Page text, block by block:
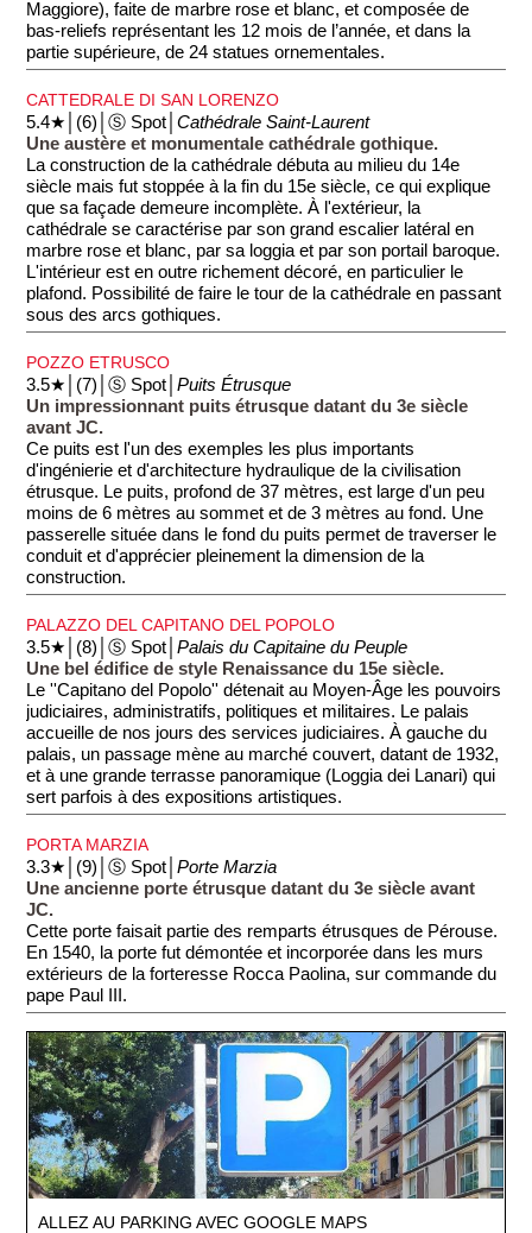
Maggiore), faite de marbre rose et blanc, et composée de
bas-reliefs représentant les 12 mois de l’année, et dans la
partie supérieure, de 24 statues ornementales.
CATTEDRALE DI SAN LORENZO
5.4★│(6)│Ⓢ Spot│Cathédrale Saint-Laurent
Une austère et monumentale cathédrale gothique.
La construction de la cathédrale débuta au milieu du 14e
siècle mais fut stoppée à la fin du 15e siècle, ce qui explique
que sa façade demeure incomplète. À l'extérieur, la
cathédrale se caractérise par son grand escalier latéral en
marbre rose et blanc, par sa loggia et par son portail baroque.
L'intérieur est en outre richement décoré, en particulier le
plafond. Possibilité de faire le tour de la cathédrale en passant
sous des arcs gothiques.
POZZO ETRUSCO
3.5★│(7)│Ⓢ Spot│Puits Étrusque
Un impressionnant puits étrusque datant du 3e siècle
avant JC.
Ce puits est l'un des exemples les plus importants
d'ingénierie et d'architecture hydraulique de la civilisation
étrusque. Le puits, profond de 37 mètres, est large d'un peu
moins de 6 mètres au sommet et de 3 mètres au fond. Une
passerelle située dans le fond du puits permet de traverser le
conduit et d'apprécier pleinement la dimension de la
construction.
PALAZZO DEL CAPITANO DEL POPOLO
3.5★│(8)│Ⓢ Spot│Palais du Capitaine du Peuple
Une bel édifice de style Renaissance du 15e siècle.
Le ''Capitano del Popolo'' détenait au Moyen-Âge les pouvoirs
judiciaires, administratifs, politiques et militaires. Le palais
accueille de nos jours des services judiciaires. À gauche du
palais, un passage mène au marché couvert, datant de 1932,
et à une grande terrasse panoramique (Loggia dei Lanari) qui
sert parfois à des expositions artistiques.
PORTA MARZIA
3.3★│(9)│Ⓢ Spot│Porte Marzia
Une ancienne porte étrusque datant du 3e siècle avant
JC.
Cette porte faisait partie des remparts étrusques de Pérouse.
En 1540, la porte fut démontée et incorporée dans les murs
extérieurs de la forteresse Rocca Paolina, sur commande du
pape Paul III.
ALLEZ AU PARKING AVEC GOOGLE MAPS